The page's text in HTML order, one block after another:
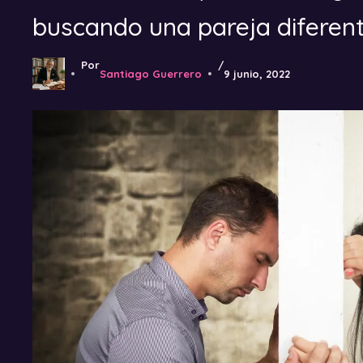
buscando una pareja
Por
Santiago Guerrero
/
9 junio, 2022